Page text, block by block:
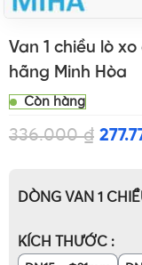
Van 1 chiều lò
hãng Minh Hòa
Còn hàng
336.000₫
DÒNG VAN 1
KÍCH THƯỚC